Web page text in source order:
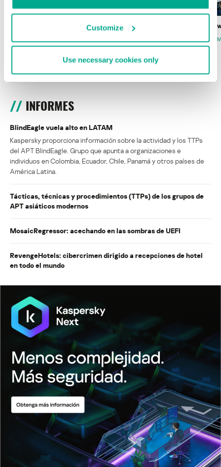
Customize
Use necessary cookies only
Wardriving en México: preparativos para
ISABEL MANJARREZ
Estado del
MARC
INFORMES
BlindEagle vuela alto en LATAM
Kaspersky proporciona información sobre la actividad y los TTPs
del APT BlindEagle. Grupo que apunta a organizaciones e
individuos en Colombia, Ecuador, Chile, Panamá y otros países de
América Latina.
Tácticas, técnicas y procedimientos (TTPs) de los grupos de
APT asiáticos modernos
MosaicRegressor: acechando en las sombras de UEFI
RevengeHotels: cibercrimen dirigido a recepciones de hotel
en todo el mundo